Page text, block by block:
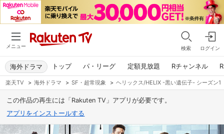
メニュー 検索 ログイン
トップ パ・リーグ 定額見放題 Rチャンネル
海外ドラマ
楽天TV > 海外ドラマ > SF・超常現象 > ヘリックス/HELIX -黒い遺伝子- シーズン1
この作品の再生には「Rakuten TV」アプリが必要です。
アプリをインストールする